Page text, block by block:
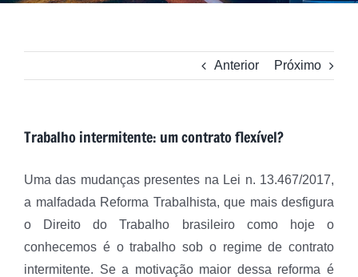
Anterior Próximo
Trabalho intermitente: um contrato flexível?
Uma das mudanças presentes na Lei n. 13.467/2017,
a malfadada Reforma Trabalhista, que mais desfigura
o Direito do Trabalho brasileiro como hoje o
conhecemos é o trabalho sob o regime de contrato
intermitente. Se a motivação maior dessa reforma é